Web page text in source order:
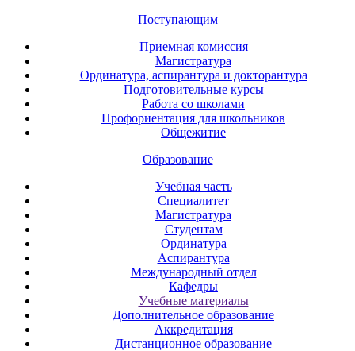
Поступающим
Приемная комиссия
Магистратура
Ординатура, аспирантура и докторантура
Подготовительные курсы
Работа со школами
Профориентация для школьников
Общежитие
Образование
Учебная часть
Специалитет
Магистратура
Студентам
Ординатура
Аспирантура
Международный отдел
Кафедры
Учебные материалы
Дополнительное образование
Аккредитация
Дистанционное образование